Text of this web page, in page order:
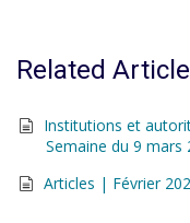
Related
Institutions et
Semaine du 9 mars
Articles | Février